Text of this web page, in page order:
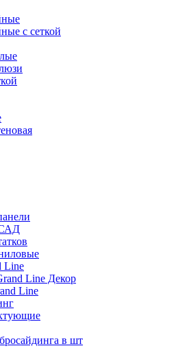
с сеткой
Line
Line Декор
Line
в шт